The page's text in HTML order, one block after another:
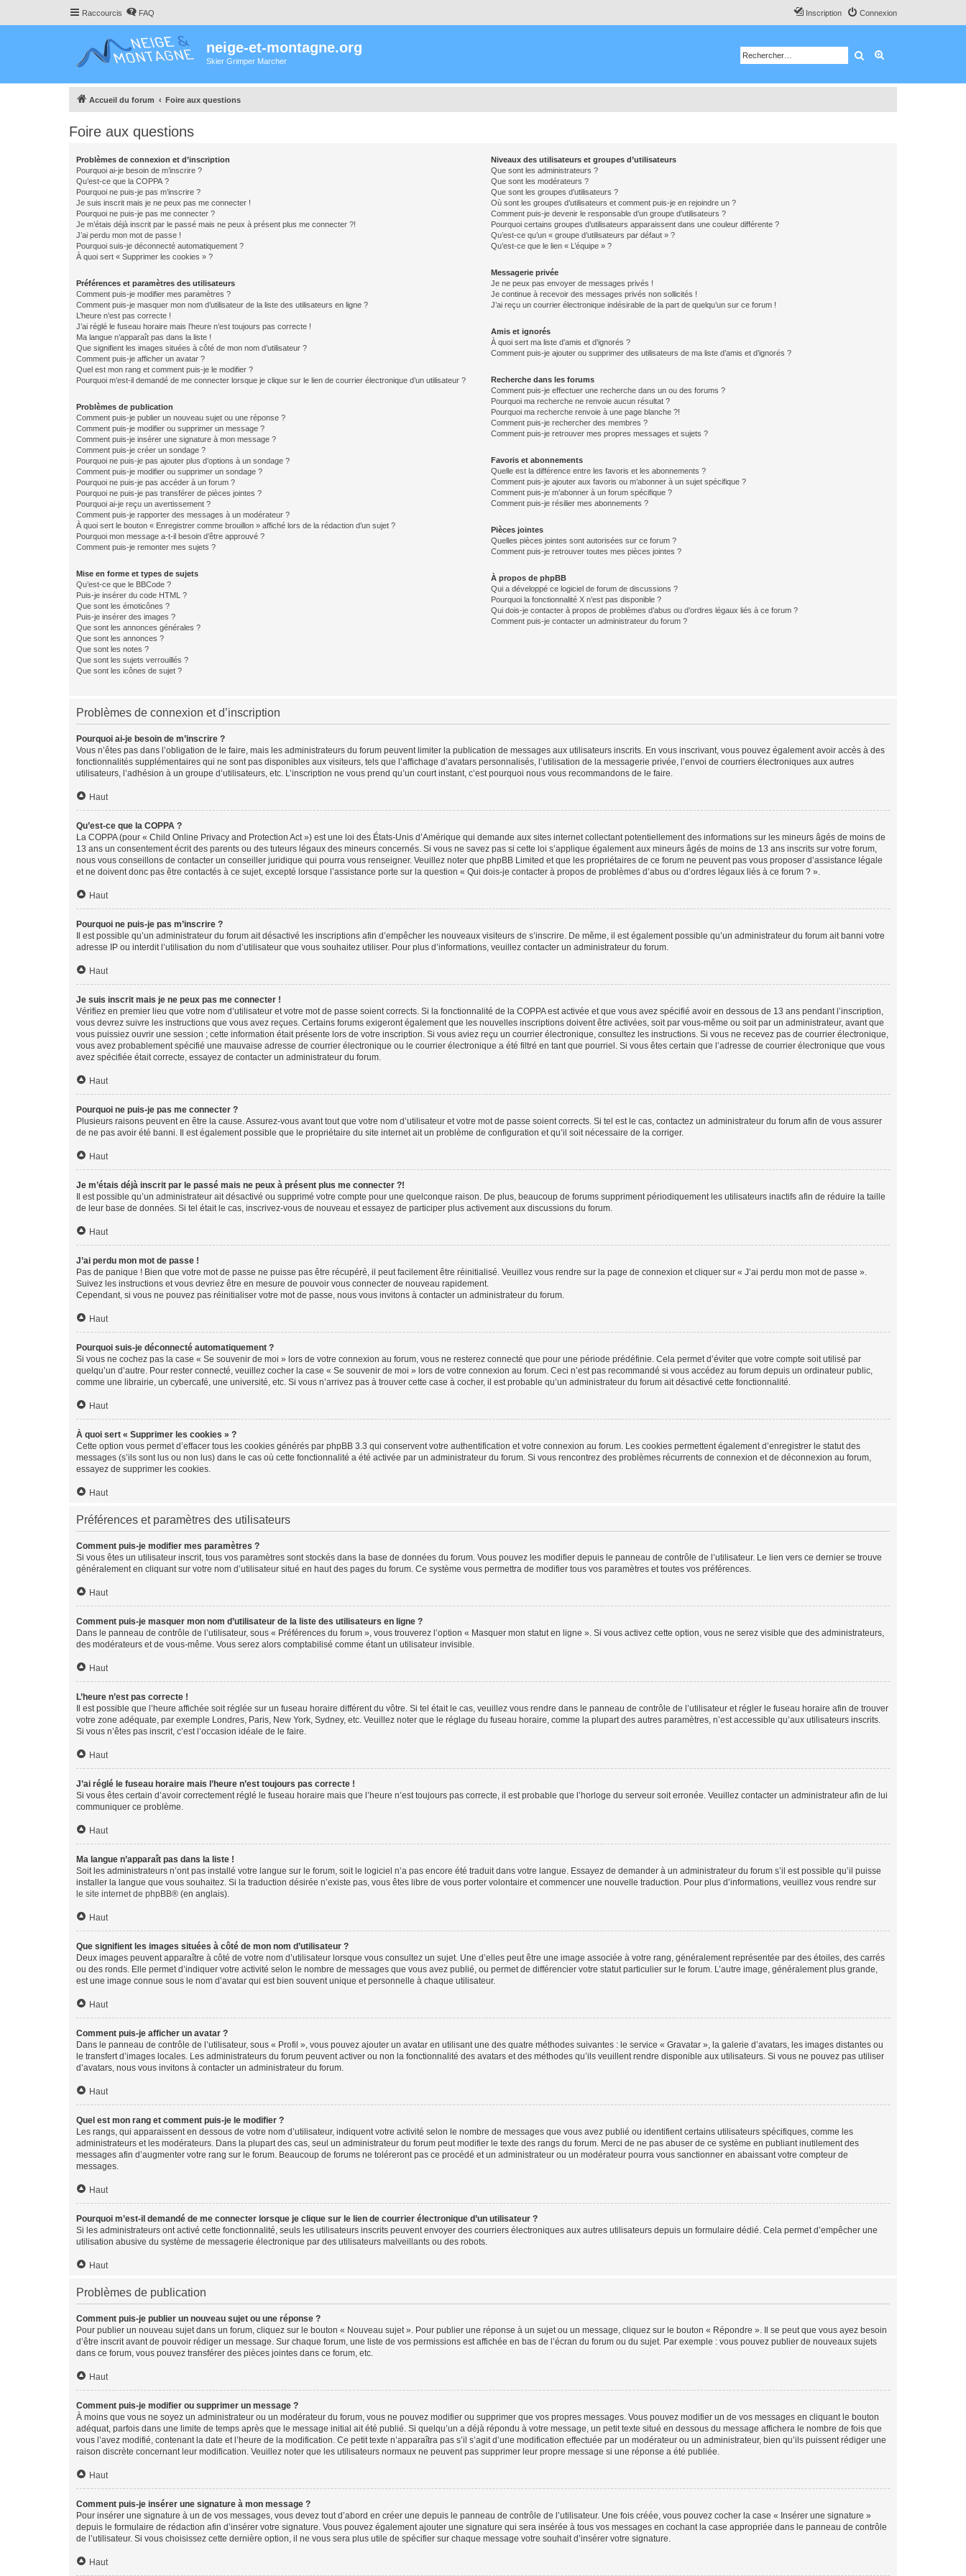
Raccourcis FAQ Connexion
Inscription
neige-et-montagne.org
Skier Grimper Marcher Rechercher
Accueil du forum Foire aux questions
Foire aux questions
Problèmes de connexion et d’inscription
Pourquoi ai-je besoin de m’inscrire ?
Qu’est-ce que la COPPA ?
Pourquoi ne puis-je pas m’inscrire ?
Je suis inscrit mais je ne peux pas me connecter !
Pourquoi ne puis-je pas me connecter ?
Je m’étais déjà inscrit par le passé mais ne peux à présent plus me connecter ?!
J’ai perdu mon mot de passe !
Pourquoi suis-je déconnecté automatiquement ?
À quoi sert « Supprimer les cookies » ?
Préférences et paramètres des utilisateurs
Comment puis-je modifier mes paramètres ?
Comment puis-je masquer mon nom d’utilisateur de la liste des utilisateurs en ligne ?
L’heure n’est pas correcte !
J’ai réglé le fuseau horaire mais l’heure n’est toujours pas correcte !
Ma langue n’apparaît pas dans la liste !
Que signifient les images situées à côté de mon nom d’utilisateur ?
Comment puis-je afficher un avatar ?
Quel est mon rang et comment puis-je le modifier ?
Pourquoi m’est-il demandé de me connecter lorsque je clique sur le lien de courrier électronique d’un utilisateur ?
Problèmes de publication
Comment puis-je publier un nouveau sujet ou une réponse ?
Comment puis-je modifier ou supprimer un message ?
Comment puis-je insérer une signature à mon message ?
Comment puis-je créer un sondage ?
Pourquoi ne puis-je pas ajouter plus d’options à un sondage ?
Comment puis-je modifier ou supprimer un sondage ?
Pourquoi ne puis-je pas accéder à un forum ?
Pourquoi ne puis-je pas transférer de pièces jointes ?
Pourquoi ai-je reçu un avertissement ?
Comment puis-je rapporter des messages à un modérateur ?
À quoi sert le bouton « Enregistrer comme brouillon » affiché lors de la rédaction d’un sujet ?
Pourquoi mon message a-t-il besoin d’être approuvé ?
Comment puis-je remonter mes sujets ?
Mise en forme et types de sujets
Qu’est-ce que le BBCode ?
Puis-je insérer du code HTML ?
Que sont les émoticônes ?
Puis-je insérer des images ?
Que sont les annonces générales ?
Que sont les annonces ?
Que sont les notes ?
Que sont les sujets verrouillés ?
Que sont les icônes de sujet ?
Niveaux des utilisateurs et groupes d’utilisateurs
Que sont les administrateurs ?
Que sont les modérateurs ?
Que sont les groupes d’utilisateurs ?
Où sont les groupes d’utilisateurs et comment puis-je en rejoindre un ?
Comment puis-je devenir le responsable d’un groupe d’utilisateurs ?
Pourquoi certains groupes d’utilisateurs apparaissent dans une couleur différente ?
Qu’est-ce qu’un « groupe d’utilisateurs par défaut » ?
Qu’est-ce que le lien « L’équipe » ?
Messagerie privée
Je ne peux pas envoyer de messages privés !
Je continue à recevoir des messages privés non sollicités !
J’ai reçu un courrier électronique indésirable de la part de quelqu’un sur ce forum !
Amis et ignorés
À quoi sert ma liste d’amis et d’ignorés ?
Comment puis-je ajouter ou supprimer des utilisateurs de ma liste d’amis et d’ignorés ?
Recherche dans les forums
Comment puis-je effectuer une recherche dans un ou des forums ?
Pourquoi ma recherche ne renvoie aucun résultat ?
Pourquoi ma recherche renvoie à une page blanche ?!
Comment puis-je rechercher des membres ?
Comment puis-je retrouver mes propres messages et sujets ?
Favoris et abonnements
Quelle est la différence entre les favoris et les abonnements ?
Comment puis-je ajouter aux favoris ou m’abonner à un sujet spécifique ?
Comment puis-je m’abonner à un forum spécifique ?
Comment puis-je résilier mes abonnements ?
Pièces jointes
Quelles pièces jointes sont autorisées sur ce forum ?
Comment puis-je retrouver toutes mes pièces jointes ?
À propos de phpBB
Qui a développé ce logiciel de forum de discussions ?
Pourquoi la fonctionnalité X n’est pas disponible ?
Qui dois-je contacter à propos de problèmes d’abus ou d’ordres légaux liés à ce forum ?
Comment puis-je contacter un administrateur du forum ?
Problèmes de connexion et d’inscription
Pourquoi ai-je besoin de m’inscrire ?
Vous n’êtes pas dans l’obligation de le faire, mais les administrateurs du forum peuvent limiter la publication de messages aux utilisateurs inscrits. En vous inscrivant, vous pouvez également avoir accès à des
fonctionnalités supplémentaires qui ne sont pas disponibles aux visiteurs, tels que l’affichage d’avatars personnalisés, l’utilisation de la messagerie privée, l’envoi de courriers électroniques aux autres
utilisateurs, l’adhésion à un groupe d’utilisateurs, etc. L’inscription ne vous prend qu’un court instant, c’est pourquoi nous vous recommandons de le faire.
Haut
Qu’est-ce que la COPPA ?
La COPPA (pour « Child Online Privacy and Protection Act ») est une loi des États-Unis d’Amérique qui demande aux sites internet collectant potentiellement des informations sur les mineurs âgés de moins de
13 ans un consentement écrit des parents ou des tuteurs légaux des mineurs concernés. Si vous ne savez pas si cette loi s’applique également aux mineurs âgés de moins de 13 ans inscrits sur votre forum,
nous vous conseillons de contacter un conseiller juridique qui pourra vous renseigner. Veuillez noter que phpBB Limited et que les propriétaires de ce forum ne peuvent pas vous proposer d’assistance légale
et ne doivent donc pas être contactés à ce sujet, excepté lorsque l’assistance porte sur la question « Qui dois-je contacter à propos de problèmes d’abus ou d’ordres légaux liés à ce forum ? ».
Haut
Pourquoi ne puis-je pas m’inscrire ?
Il est possible qu’un administrateur du forum ait désactivé les inscriptions afin d’empêcher les nouveaux visiteurs de s’inscrire. De même, il est également possible qu’un administrateur du forum ait banni votre
adresse IP ou interdit l’utilisation du nom d’utilisateur que vous souhaitez utiliser. Pour plus d’informations, veuillez contacter un administrateur du forum.
Haut
Je suis inscrit mais je ne peux pas me connecter !
Vérifiez en premier lieu que votre nom d’utilisateur et votre mot de passe soient corrects. Si la fonctionnalité de la COPPA est activée et que vous avez spécifié avoir en dessous de 13 ans pendant l’inscription,
vous devrez suivre les instructions que vous avez reçues. Certains forums exigeront également que les nouvelles inscriptions doivent être activées, soit par vous-même ou soit par un administrateur, avant que
vous puissiez ouvrir une session ; cette information était présente lors de votre inscription. Si vous aviez reçu un courrier électronique, consultez les instructions. Si vous ne recevez pas de courrier électronique,
vous avez probablement spécifié une mauvaise adresse de courrier électronique ou le courrier électronique a été filtré en tant que pourriel. Si vous êtes certain que l’adresse de courrier électronique que vous
avez spécifiée était correcte, essayez de contacter un administrateur du forum.
Haut
Pourquoi ne puis-je pas me connecter ?
Plusieurs raisons peuvent en être la cause. Assurez-vous avant tout que votre nom d’utilisateur et votre mot de passe soient corrects. Si tel est le cas, contactez un administrateur du forum afin de vous assurer
de ne pas avoir été banni. Il est également possible que le propriétaire du site internet ait un problème de configuration et qu’il soit nécessaire de la corriger.
Haut
Je m’étais déjà inscrit par le passé mais ne peux à présent plus me connecter ?!
Il est possible qu’un administrateur ait désactivé ou supprimé votre compte pour une quelconque raison. De plus, beaucoup de forums suppriment périodiquement les utilisateurs inactifs afin de réduire la taille
de leur base de données. Si tel était le cas, inscrivez-vous de nouveau et essayez de participer plus activement aux discussions du forum.
Haut
J’ai perdu mon mot de passe !
Pas de panique ! Bien que votre mot de passe ne puisse pas être récupéré, il peut facilement être réinitialisé. Veuillez vous rendre sur la page de connexion et cliquer sur « J’ai perdu mon mot de passe ».
Suivez les instructions et vous devriez être en mesure de pouvoir vous connecter de nouveau rapidement.
Cependant, si vous ne pouvez pas réinitialiser votre mot de passe, nous vous invitons à contacter un administrateur du forum.
Haut
Pourquoi suis-je déconnecté automatiquement ?
Si vous ne cochez pas la case « Se souvenir de moi » lors de votre connexion au forum, vous ne resterez connecté que pour une période prédéfinie. Cela permet d’éviter que votre compte soit utilisé par
quelqu’un d’autre. Pour rester connecté, veuillez cocher la case « Se souvenir de moi » lors de votre connexion au forum. Ceci n’est pas recommandé si vous accédez au forum depuis un ordinateur public,
comme une librairie, un cybercafé, une université, etc. Si vous n’arrivez pas à trouver cette case à cocher, il est probable qu’un administrateur du forum ait désactivé cette fonctionnalité.
Haut
À quoi sert « Supprimer les cookies » ?
Cette option vous permet d’effacer tous les cookies générés par phpBB 3.3 qui conservent votre authentification et votre connexion au forum. Les cookies permettent également d’enregistrer le statut des
messages (s’ils sont lus ou non lus) dans le cas où cette fonctionnalité a été activée par un administrateur du forum. Si vous rencontrez des problèmes récurrents de connexion et de déconnexion au forum,
essayez de supprimer les cookies.
Haut
Préférences et paramètres des utilisateurs
Comment puis-je modifier mes paramètres ?
Si vous êtes un utilisateur inscrit, tous vos paramètres sont stockés dans la base de données du forum. Vous pouvez les modifier depuis le panneau de contrôle de l’utilisateur. Le lien vers ce dernier se trouve
généralement en cliquant sur votre nom d’utilisateur situé en haut des pages du forum. Ce système vous permettra de modifier tous vos paramètres et toutes vos préférences.
Haut
Comment puis-je masquer mon nom d’utilisateur de la liste des utilisateurs en ligne ?
Dans le panneau de contrôle de l’utilisateur, sous « Préférences du forum », vous trouverez l’option « Masquer mon statut en ligne ». Si vous activez cette option, vous ne serez visible que des administrateurs,
des modérateurs et de vous-même. Vous serez alors comptabilisé comme étant un utilisateur invisible.
Haut
L’heure n’est pas correcte !
Il est possible que l’heure affichée soit réglée sur un fuseau horaire différent du vôtre. Si tel était le cas, veuillez vous rendre dans le panneau de contrôle de l’utilisateur et régler le fuseau horaire afin de trouver
votre zone adéquate, par exemple Londres, Paris, New York, Sydney, etc. Veuillez noter que le réglage du fuseau horaire, comme la plupart des autres paramètres, n’est accessible qu’aux utilisateurs inscrits.
Si vous n’êtes pas inscrit, c’est l’occasion idéale de le faire.
Haut
J’ai réglé le fuseau horaire mais l’heure n’est toujours pas correcte !
Si vous êtes certain d’avoir correctement réglé le fuseau horaire mais que l’heure n’est toujours pas correcte, il est probable que l’horloge du serveur soit erronée. Veuillez contacter un administrateur afin de lui
communiquer ce problème.
Haut
Ma langue n’apparaît pas dans la liste !
Soit les administrateurs n’ont pas installé votre langue sur le forum, soit le logiciel n’a pas encore été traduit dans votre langue. Essayez de demander à un administrateur du forum s’il est possible qu’il puisse
installer la langue que vous souhaitez. Si la traduction désirée n’existe pas, vous êtes libre de vous porter volontaire et commencer une nouvelle traduction. Pour plus d’informations, veuillez vous rendre sur
le site internet de phpBB® (en anglais).
Haut
Que signifient les images situées à côté de mon nom d’utilisateur ?
Deux images peuvent apparaître à côté de votre nom d’utilisateur lorsque vous consultez un sujet. Une d’elles peut être une image associée à votre rang, généralement représentée par des étoiles, des carrés
ou des ronds. Elle permet d’indiquer votre activité selon le nombre de messages que vous avez publié, ou permet de différencier votre statut particulier sur le forum. L’autre image, généralement plus grande,
est une image connue sous le nom d’avatar qui est bien souvent unique et personnelle à chaque utilisateur.
Haut
Comment puis-je afficher un avatar ?
Dans le panneau de contrôle de l’utilisateur, sous « Profil », vous pouvez ajouter un avatar en utilisant une des quatre méthodes suivantes : le service « Gravatar », la galerie d’avatars, les images distantes ou
le transfert d’images locales. Les administrateurs du forum peuvent activer ou non la fonctionnalité des avatars et des méthodes qu’ils veuillent rendre disponible aux utilisateurs. Si vous ne pouvez pas utiliser
d’avatars, nous vous invitons à contacter un administrateur du forum.
Haut
Quel est mon rang et comment puis-je le modifier ?
Les rangs, qui apparaissent en dessous de votre nom d’utilisateur, indiquent votre activité selon le nombre de messages que vous avez publié ou identifient certains utilisateurs spécifiques, comme les
administrateurs et les modérateurs. Dans la plupart des cas, seul un administrateur du forum peut modifier le texte des rangs du forum. Merci de ne pas abuser de ce système en publiant inutilement des
messages afin d’augmenter votre rang sur le forum. Beaucoup de forums ne toléreront pas ce procédé et un administrateur ou un modérateur pourra vous sanctionner en abaissant votre compteur de
messages.
Haut
Pourquoi m’est-il demandé de me connecter lorsque je clique sur le lien de courrier électronique d’un utilisateur ?
Si les administrateurs ont activé cette fonctionnalité, seuls les utilisateurs inscrits peuvent envoyer des courriers électroniques aux autres utilisateurs depuis un formulaire dédié. Cela permet d’empêcher une
utilisation abusive du système de messagerie électronique par des utilisateurs malveillants ou des robots.
Haut
Problèmes de publication
Comment puis-je publier un nouveau sujet ou une réponse ?
Pour publier un nouveau sujet dans un forum, cliquez sur le bouton « Nouveau sujet ». Pour publier une réponse à un sujet ou un message, cliquez sur le bouton « Répondre ». Il se peut que vous ayez besoin
d’être inscrit avant de pouvoir rédiger un message. Sur chaque forum, une liste de vos permissions est affichée en bas de l’écran du forum ou du sujet. Par exemple : vous pouvez publier de nouveaux sujets
dans ce forum, vous pouvez transférer des pièces jointes dans ce forum, etc.
Haut
Comment puis-je modifier ou supprimer un message ?
À moins que vous ne soyez un administrateur ou un modérateur du forum, vous ne pouvez modifier ou supprimer que vos propres messages. Vous pouvez modifier un de vos messages en cliquant le bouton
adéquat, parfois dans une limite de temps après que le message initial ait été publié. Si quelqu’un a déjà répondu à votre message, un petit texte situé en dessous du message affichera le nombre de fois que
vous l’avez modifié, contenant la date et l’heure de la modification. Ce petit texte n’apparaîtra pas s’il s’agit d’une modification effectuée par un modérateur ou un administrateur, bien qu’ils puissent rédiger une
raison discrète concernant leur modification. Veuillez noter que les utilisateurs normaux ne peuvent pas supprimer leur propre message si une réponse a été publiée.
Haut
Comment puis-je insérer une signature à mon message ?
Pour insérer une signature à un de vos messages, vous devez tout d’abord en créer une depuis le panneau de contrôle de l’utilisateur. Une fois créée, vous pouvez cocher la case « Insérer une signature »
depuis le formulaire de rédaction afin d’insérer votre signature. Vous pouvez également ajouter une signature qui sera insérée à tous vos messages en cochant la case appropriée dans le panneau de contrôle
de l’utilisateur. Si vous choisissez cette dernière option, il ne vous sera plus utile de spécifier sur chaque message votre souhait d’insérer votre signature.
Haut